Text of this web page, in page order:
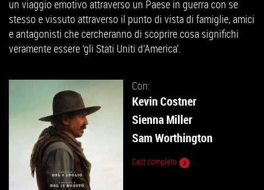
un viaggio emotivo attraverso un Paese in guerra con se
stesso e vissuto attraverso il punto di vista di famiglie, amici
e antagonisti che cercheranno di scoprire cosa significhi
veramente essere ‘gli Stati Uniti d’America’.
Con:
Kevin Costner
Sienna Miller
Sam Worthington
Cast completo